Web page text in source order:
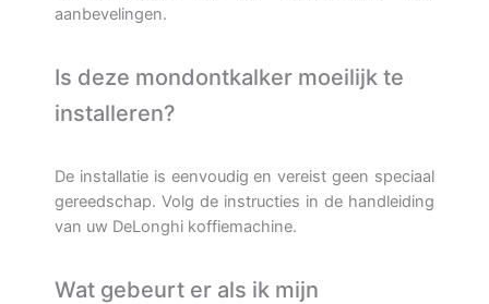
aanbevelingen.
Is deze mondontkalker moeilijk te
installeren?
De installatie is eenvoudig en vereist geen speciaal
gereedschap. Volg de instructies in de handleiding
van uw DeLonghi koffiemachine.
Wat gebeurt er als ik mijn